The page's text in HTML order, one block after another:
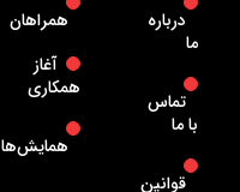
درباره
ما
تماس
با ما
قوانین
همراهان
آغاز
همکاری
همایش‌ها